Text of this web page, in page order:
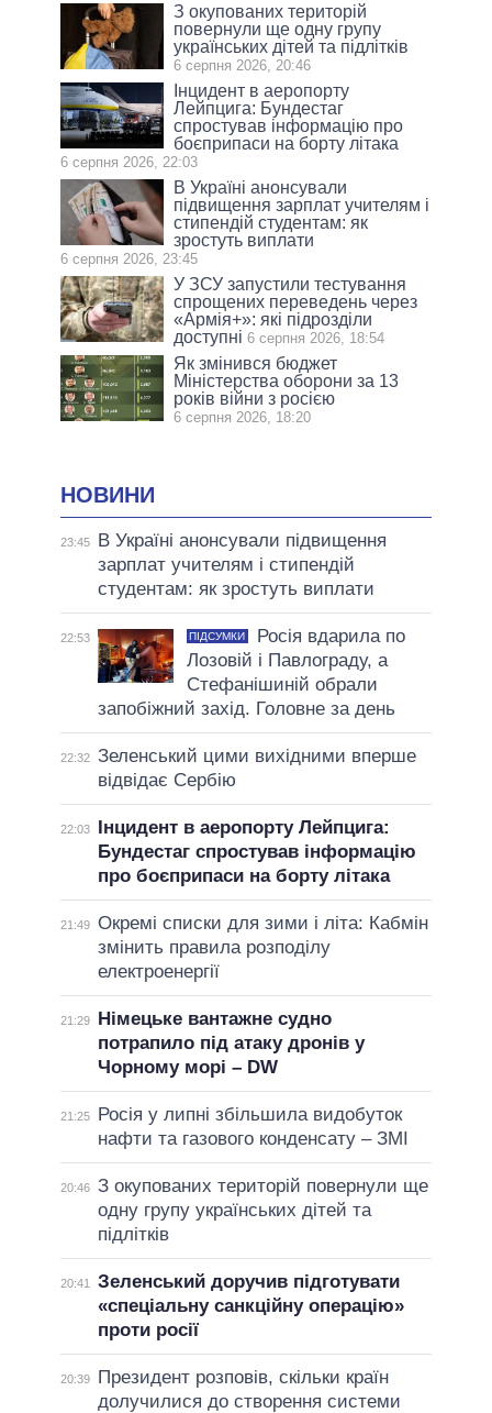
З окупованих територій
повернули ще одну групу
українських дітей та підлітків
6 серпня 2026, 20:46
Інцидент в аеропорту
Лейпцига: Бундестаг
спростував інформацію про
боєприпаси на борту літака
6 серпня 2026, 22:03
В Україні анонсували
підвищення зарплат учителям і
стипендій студентам: як
зростуть виплати
6 серпня 2026, 23:45
У ЗСУ запустили тестування
спрощених переведень через
«Армія+»: які підрозділи
доступні 6 серпня 2026, 18:54
Як змінився бюджет
Міністерства оборони за 13
років війни з росією
6 серпня 2026, 18:20
НОВИНИ
23:45
В Україні анонсували підвищення
зарплат учителям і стипендій
студентам: як зростуть виплати
22:53 ПІДСУМКИ
Росія вдарила по
Лозовій і Павлограду, а
Стефанішиній обрали
запобіжний захід. Головне за день
22:32 Зеленський цими вихідними вперше
відвідає Сербію
22:03
Інцидент в аеропорту Лейпцига:
Бундестаг спростував інформацію
про боєприпаси на борту літака
21:49 Окремі списки для зими і літа: Кабмін
змінить правила розподілу
електроенергії
21:29
Німецьке вантажне судно
потрапило під атаку дронів у
Чорному морі – DW
21:25
Росія у липні збільшила видобуток
нафти та газового конденсату – ЗМІ
20:46 З окупованих територій повернули ще
одну групу українських дітей та
підлітків
20:41
Зеленський доручив підготувати
«спеціальну санкційну операцію»
проти росії
20:39
Президент розповів, скільки країн
долучилися до створення системи